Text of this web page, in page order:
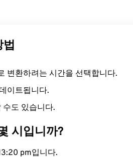
변환하려는 시간을 선택합니다.
이트됩니다.
도 있습니다.
시입니까?
pm입니다.